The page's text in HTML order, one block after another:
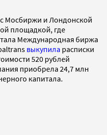
Мосбиржи и Лондонской
площадкой, где
Международная биржа
выкупила расписки
520 рублей
приобрела 24,7 млн
капитала.